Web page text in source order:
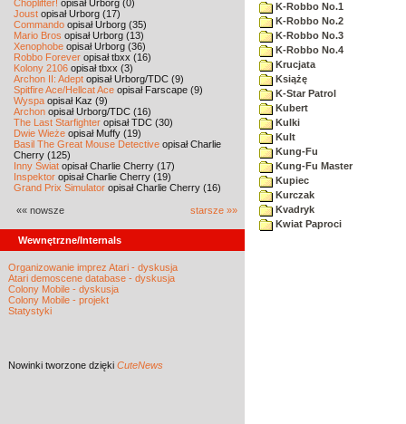
Choplifter! opisał Urborg (0)
Joust opisał Urborg (17)
Commando opisał Urborg (35)
Mario Bros opisał Urborg (13)
Xenophobe opisał Urborg (36)
Robbo Forever opisał tbxx (16)
Kolony 2106 opisał tbxx (3)
Archon II: Adept opisał Urborg/TDC (9)
Spitfire Ace/Hellcat Ace opisał Farscape (9)
Wyspa opisał Kaz (9)
Archon opisał Urborg/TDC (16)
The Last Starfighter opisał TDC (30)
Dwie Wieże opisał Muffy (19)
Basil The Great Mouse Detective opisał Charlie
Cherry (125)
Inny Świat opisał Charlie Cherry (17)
Inspektor opisał Charlie Cherry (19)
Grand Prix Simulator opisał Charlie Cherry (16)
«« nowsze starsze »»
Wewnętrzne/Internals
Organizowanie imprez Atari - dyskusja
Atari demoscene database - dyskusja
Colony Mobile - dyskusja
Colony Mobile - projekt
Statystyki
Nowinki tworzone dzięki CuteNews
K-Robbo No.1
K-Robbo No.2
K-Robbo No.3
K-Robbo No.4
Krucjata
Książę
K-Star Patrol
Kubert
Kulki
Kult
Kung-Fu
Kung-Fu Master
Kupiec
Kurczak
Kvadryk
Kwiat Paproci